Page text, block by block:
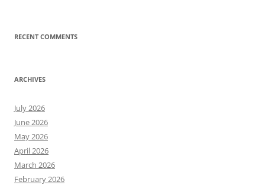
RECENT COMMENTS
ARCHIVES
July 2026
June 2026
May 2026
April 2026
March 2026
February 2026